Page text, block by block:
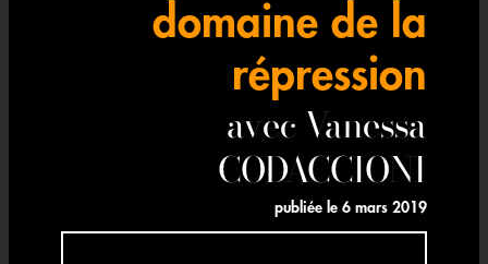
domaine de la
répression
avec Vanessa
CODACCIONI
publiée le 6 mars 2019